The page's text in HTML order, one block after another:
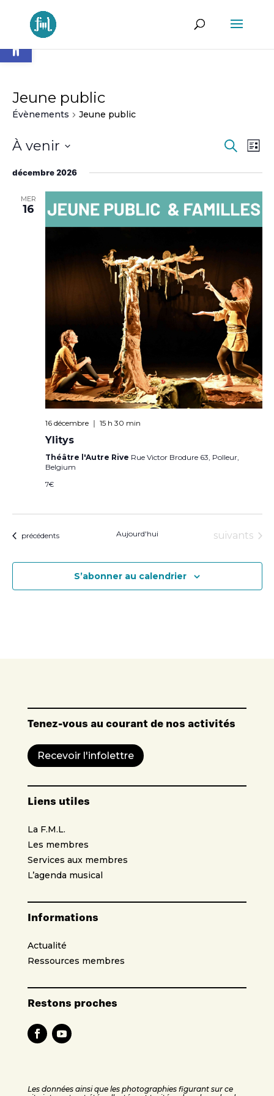
Ouvrir la barre d’outils
Jeune public
Évènements Jeune public
de
vues
de
Liste
À venir
une
décembre 2026
MER
16
16 décembre ｜ 15 h 30 min
Ylitys
Théâtre l'Autre Rive Rue Victor Brodure 63, Polleur,
Belgium
7€
Évènements
précédents Aujourd'hui suivants
S’abonner au calendrier
Tenez-vous au courant de nos activités
Recevoir l'infolettre
Liens utiles
La F.M.L.
Les membres
Services aux membres
L’agenda musical
Informations
Actualité
Ressources membres
Restons proches
Les données ainsi que les photographies figurant sur ce